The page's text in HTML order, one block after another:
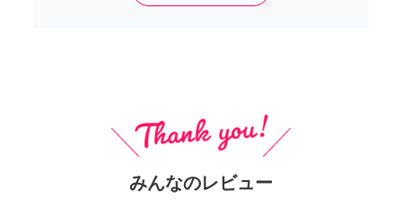
みんなのレビュー